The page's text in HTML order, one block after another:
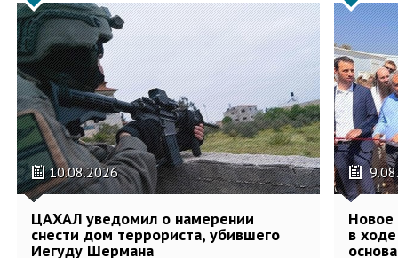
10.08.2026
ЦАХАЛ уведомил о намерении
снести дом террориста, убившего
Иегуду Шермана
Новое
в